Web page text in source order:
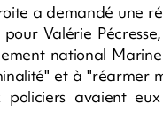
a demandé une
Valérie
national
et à "réarmer
avaient